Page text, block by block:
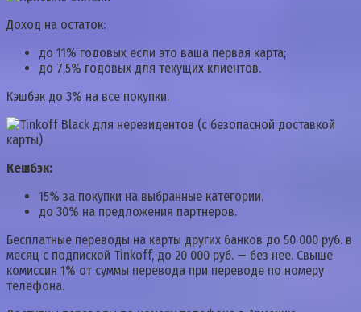
Доход на остаток:
до 11% годовых если это ваша первая карта;
до 7,5% годовых для текущих клиентов.
Кэшбэк до 3% на все покупки.
Кешбэк:
15% за покупки на выбранные категории.
до 30% на предложения партнеров.
Бесплатные переводы на карты других банков до 50 000 руб. в
месяц с подпиской Tinkoff, до 20 000 руб. — без нее. Свыше
комиссия 1% от суммы перевода при переводе по номеру
телефона.